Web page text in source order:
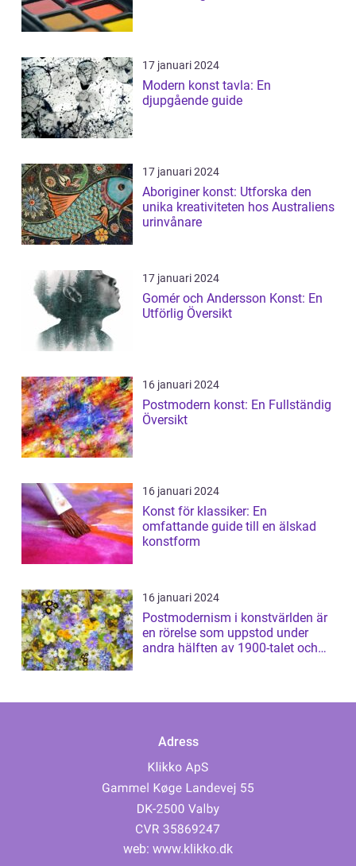
17 januari 2024
Modern konst tavla: En
djupgående guide
17 januari 2024
Aboriginer konst: Utforska den
unika kreativiteten hos Australiens
urinvånare
17 januari 2024
Gomér och Andersson Konst: En
Utförlig Översikt
16 januari 2024
Postmodern konst: En Fullständig
Översikt
16 januari 2024
Konst för klassiker: En
omfattande guide till en älskad
konstform
16 januari 2024
Postmodernism i konstvärlden är
en rörelse som uppstod under
andra hälften av 1900-talet och
Adress
web: www.klikko.dk